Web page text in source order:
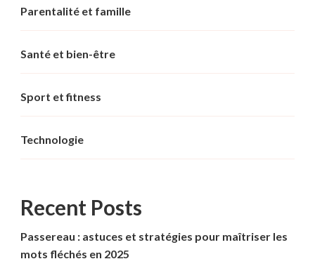
Parentalité et famille
Santé et bien-être
Sport et fitness
Technologie
Recent Posts
Passereau : astuces et stratégies pour maîtriser les
mots fléchés en 2025